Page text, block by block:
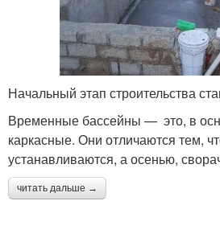
Начальный этап строительства
Временные бассейны — это, в
каркасные. Они отличаются тем,
устанавливаются, а осенью,
читать дальше →